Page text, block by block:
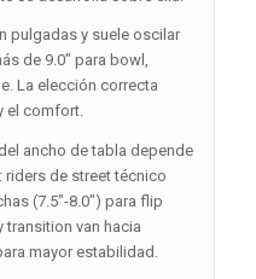
pulgadas y suele oscilar
de 9.0″ para bowl,
La elección correcta
el comfort.
ancho de tabla depende
riders de street técnico
(7.5″-8.0″) para flip
van hacia
mayor estabilidad.